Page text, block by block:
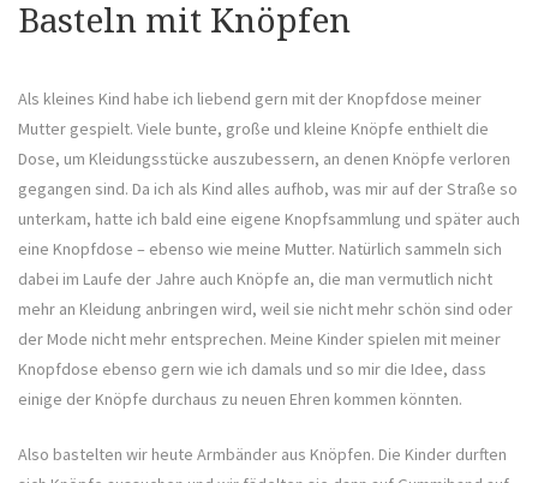
Basteln mit Knöpfen
Als kleines Kind habe ich liebend gern mit der Knopfdose meiner
Mutter gespielt. Viele bunte, große und kleine Knöpfe enthielt die
Dose, um Kleidungsstücke auszubessern, an denen Knöpfe verloren
gegangen sind. Da ich als Kind alles aufhob, was mir auf der Straße so
unterkam, hatte ich bald eine eigene Knopfsammlung und später auch
eine Knopfdose – ebenso wie meine Mutter. Natürlich sammeln sich
dabei im Laufe der Jahre auch Knöpfe an, die man vermutlich nicht
mehr an Kleidung anbringen wird, weil sie nicht mehr schön sind oder
der Mode nicht mehr entsprechen. Meine Kinder spielen mit meiner
Knopfdose ebenso gern wie ich damals und so mir die Idee, dass
einige der Knöpfe durchaus zu neuen Ehren kommen könnten.
Also bastelten wir heute Armbänder aus Knöpfen. Die Kinder durften